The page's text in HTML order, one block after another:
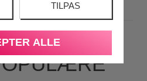
TILPAS
ALLE